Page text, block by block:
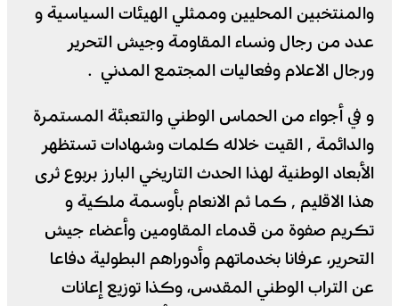
والمنتخبين المحليين وممثلي الهيئات السياسية و
عدد من رجال ونساء المقاومة وجيش التحرير
ورجال الاعلام وفعاليات المجتمع المدني .
و في أجواء من الحماس الوطني والتعبئة المستمرة
والدائمة ٬ القيت خلاله كلمات وشهادات تستظهر
الأبعاد الوطنية لهذا الحدث التاريخي البارز بربوع ثرى
هذا الاقليم ٬ كما ثم الانعام بأوسمة ملكية و
تكريم صفوة من قدماء المقاومين وأعضاء جيش
التحرير، عرفانا بخدماتهم وأدوراهم البطولية دفاعا
عن التراب الوطني المقدس، وكذا توزيع إعانات